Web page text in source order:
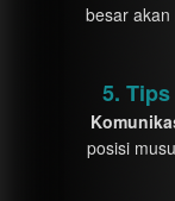
besar
5.
posisi